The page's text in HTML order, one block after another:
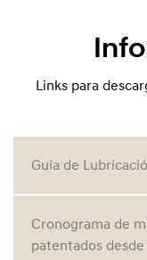
Links para
Guía de
Cronograma de
patentados desde